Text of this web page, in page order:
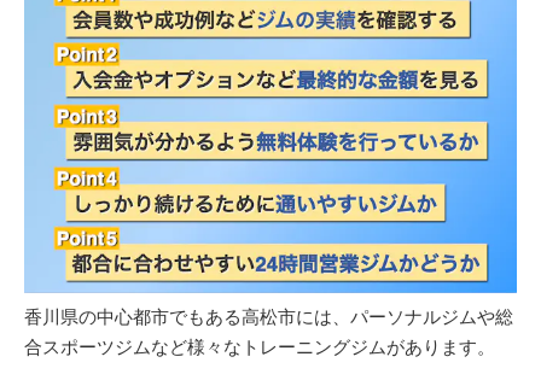
香川県の中心都市でもある高松市には、パーソナルジムや総
合スポーツジムなど様々なトレーニングジムがあります。